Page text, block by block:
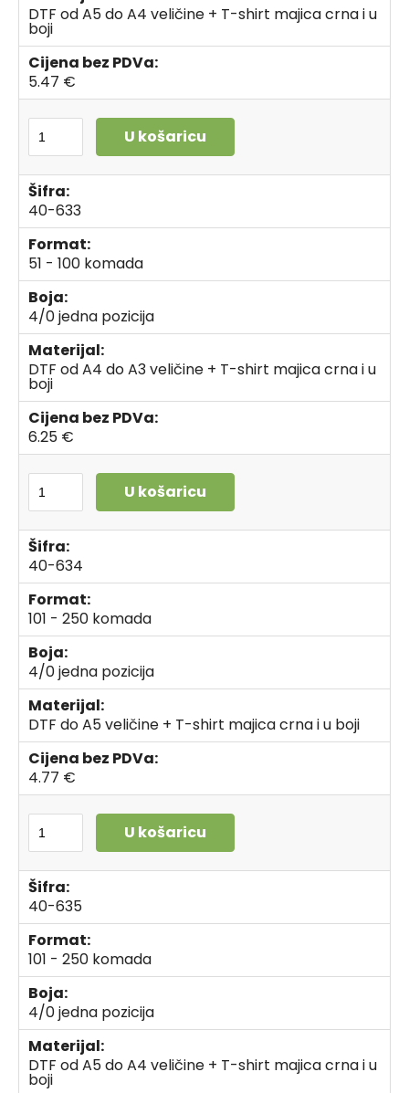
DTF od A5 do A4 veličine + T-shirt majica crna i u
boji
Cijena bez PDVa:
5.47 €
U košaricu
Šifra:
40-633
Format:
51 - 100 komada
Boja:
4/0 jedna pozicija
Materijal:
DTF od A4 do A3 veličine + T-shirt majica crna i u
boji
Cijena bez PDVa:
6.25 €
U košaricu
Šifra:
40-634
Format:
101 - 250 komada
Boja:
4/0 jedna pozicija
Materijal:
DTF do A5 veličine + T-shirt majica crna i u boji
Cijena bez PDVa:
4.77 €
U košaricu
Šifra:
40-635
Format:
101 - 250 komada
Boja:
4/0 jedna pozicija
Materijal:
DTF od A5 do A4 veličine + T-shirt majica crna i u
boji